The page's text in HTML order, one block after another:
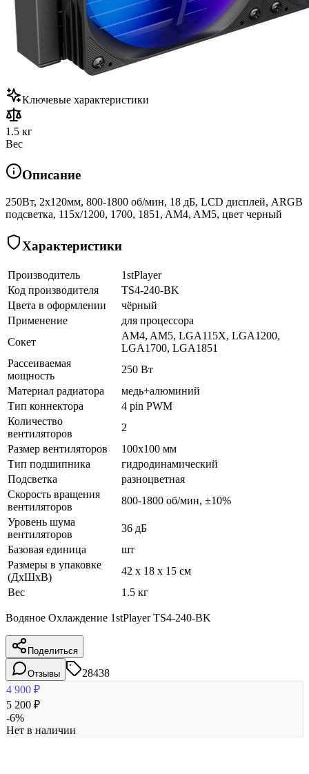
Ключевые характеристики
1.5 кг
Вес
Описание
250Вт, 2x120мм, 800-1800 об/мин, 18 дБ, LCD дисплей, ARGB
подсветка, 115x/1200, 1700, 1851, AM4, AM5, цвет черный
Характеристики
Производитель
1stPlayer
Код производителя
TS4-240-BK
Цвета в оформлении
чёрный
Применение
для процессора
Сокет
AM4, AM5, LGA115X, LGA1200,
LGA1700, LGA1851
Рассеиваемая
мощность
250 Вт
Материал радиатора
медь+алюминий
Тип коннектора
4 pin PWM
Количество
вентиляторов
2
Размер вентиляторов
100x100 мм
Тип подшипника
гидродинамический
Подсветка
разноцветная
Скорость вращения
вентиляторов
800-1800 об/мин, ±10%
Уровень шума
вентиляторов
36 дБ
Базовая единица
шт
Размеры в упаковке
(ДхШхВ)
42 x 18 x 15 см
Вес
1.5 кг
Водяное Охлаждение 1stPlayer TS4-240-BK
Поделиться
Отзывы
28438
4 900 ₽
5 200 ₽
-6%
Нет в наличии